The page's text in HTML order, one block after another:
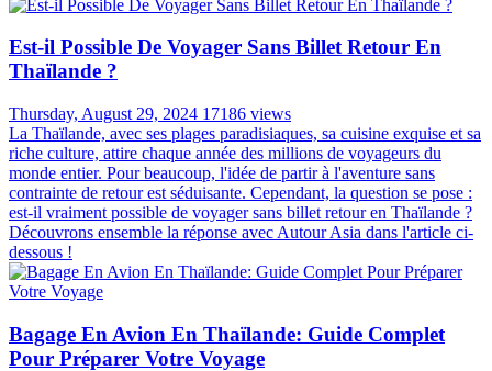
Est-il Possible De Voyager Sans Billet Retour En
Thaïlande ?
Thursday, August 29, 2024 17186 views
La Thaïlande, avec ses plages paradisiaques, sa cuisine exquise et sa
riche culture, attire chaque année des millions de voyageurs du
monde entier. Pour beaucoup, l'idée de partir à l'aventure sans
contrainte de retour est séduisante. Cependant, la question se pose :
est-il vraiment possible de voyager sans billet retour en Thaïlande ?
Découvrons ensemble la réponse avec Autour Asia dans l'article ci-
dessous !
Bagage En Avion En Thaïlande: Guide Complet
Pour Préparer Votre Voyage